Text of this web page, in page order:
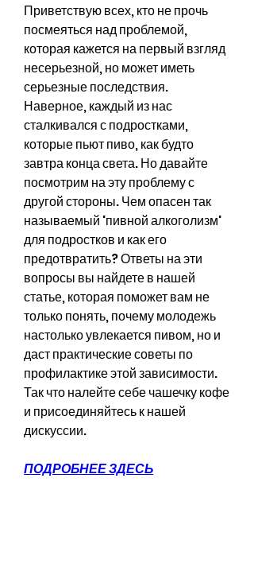
Приветствую всех, кто не прочь
посмеяться над проблемой,
которая кажется на первый взгляд
несерьезной, но может иметь
серьезные последствия.
Наверное, каждый из нас
сталкивался с подростками,
которые пьют пиво, как будто
завтра конца света. Но давайте
посмотрим на эту проблему с
другой стороны. Чем опасен так
называемый 'пивной алкоголизм'
для подростков и как его
предотвратить? Ответы на эти
вопросы вы найдете в нашей
статье, которая поможет вам не
только понять, почему молодежь
настолько увлекается пивом, но и
даст практические советы по
профилактике этой зависимости.
Так что налейте себе чашечку кофе
и присоединяйтесь к нашей
дискуссии.
ПОДРОБНЕЕ ЗДЕСЬ